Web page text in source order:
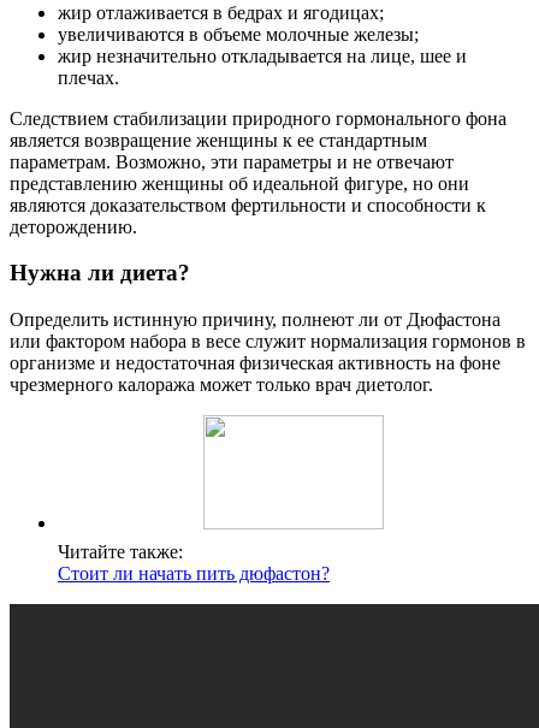
жир отлаживается в бедрах и ягодицах;
увеличиваются в объеме молочные железы;
жир незначительно откладывается на лице, шее и
плечах.
Следствием стабилизации природного гормонального фона
является возвращение женщины к ее стандартным
параметрам. Возможно, эти параметры и не отвечают
представлению женщины об идеальной фигуре, но они
являются доказательством фертильности и способности к
деторождению.
Нужна ли диета?
Определить истинную причину, полнеют ли от Дюфастона
или фактором набора в весе служит нормализация гормонов в
организме и недостаточная физическая активность на фоне
чрезмерного калоража может только врач диетолог.
Читайте также:
Стоит ли начать пить дюфастон?